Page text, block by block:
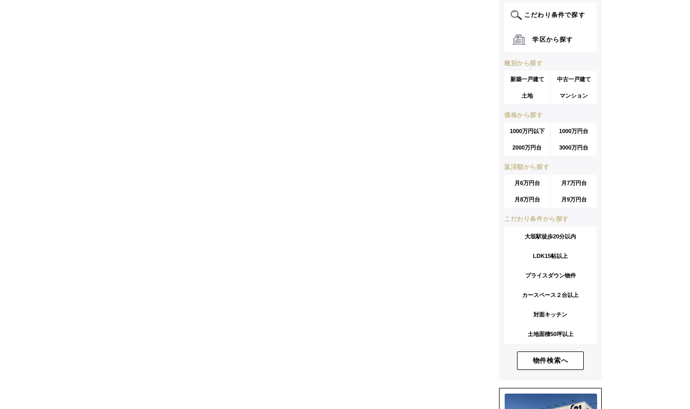
こだわり条件で探す
学区から探す
種別から探す
新築一戸建て 中古一戸建て
土地 マンション
価格から探す
1000万円以下 1000万円台
2000万円台 3000万円台
返済額から探す
月6万円台 月7万円台
月8万円台 月9万円台
こだわり条件から探す
大垣駅徒歩20分以内
LDK15帖以上
プライスダウン物件
カースペース２台以上
対面キッチン
土地面積50坪以上
物件検索へ